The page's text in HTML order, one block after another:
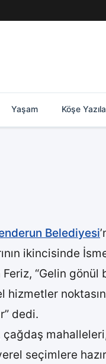
Yaşam Köşe
Belediyesi
ikincisinde
“Gelin
hizmetler
dedi.
çağdaş
seçimlere